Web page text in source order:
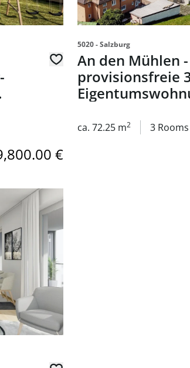
€
5020 - Salzburg
An den Mühlen -
provisionsfreie
ca. 72.25 m2 3 Rooms
Kauf3-Zimmer- Dachgeschoß-